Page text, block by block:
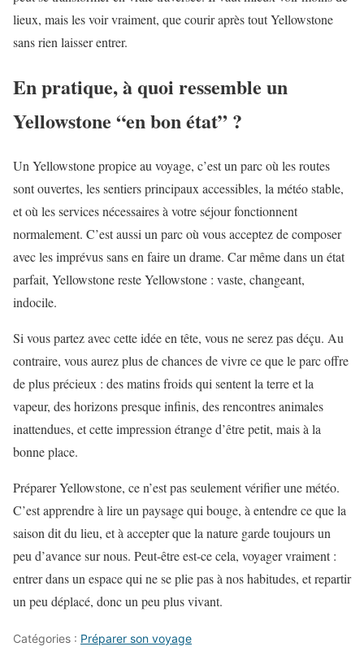
lieux, mais les voir vraiment, que courir après tout Yellowstone
sans rien laisser entrer.
En pratique, à quoi ressemble un
Yellowstone “en bon état” ?
Un Yellowstone propice au voyage, c’est un parc où les routes
sont ouvertes, les sentiers principaux accessibles, la météo stable,
et où les services nécessaires à votre séjour fonctionnent
normalement. C’est aussi un parc où vous acceptez de composer
avec les imprévus sans en faire un drame. Car même dans un état
parfait, Yellowstone reste Yellowstone : vaste, changeant,
indocile.
Si vous partez avec cette idée en tête, vous ne serez pas déçu. Au
contraire, vous aurez plus de chances de vivre ce que le parc offre
de plus précieux : des matins froids qui sentent la terre et la
vapeur, des horizons presque infinis, des rencontres animales
inattendues, et cette impression étrange d’être petit, mais à la
bonne place.
Préparer Yellowstone, ce n’est pas seulement vérifier une météo.
C’est apprendre à lire un paysage qui bouge, à entendre ce que la
saison dit du lieu, et à accepter que la nature garde toujours un
peu d’avance sur nous. Peut-être est-ce cela, voyager vraiment :
entrer dans un espace qui ne se plie pas à nos habitudes, et repartir
un peu déplacé, donc un peu plus vivant.
Catégories : Préparer son voyage